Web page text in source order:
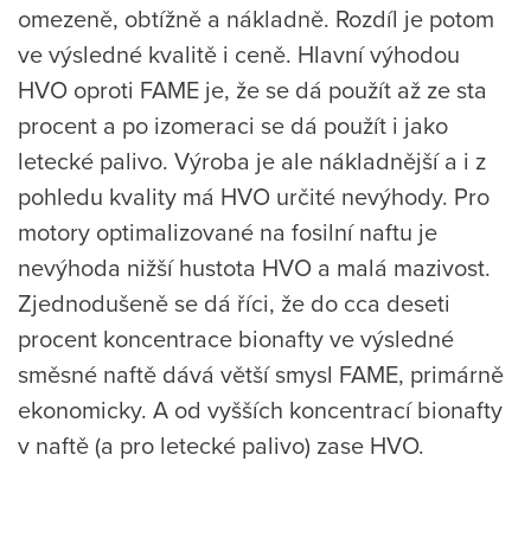
omezeně, obtížně a nákladně. Rozdíl je potom
ve výsledné kvalitě i ceně. Hlavní výhodou
HVO oproti FAME je, že se dá použít až ze sta
procent a po izomeraci se dá použít i jako
letecké palivo. Výroba je ale nákladnější a i z
pohledu kvality má HVO určité nevýhody. Pro
motory optimalizované na fosilní naftu je
nevýhoda nižší hustota HVO a malá mazivost.
Zjednodušeně se dá říci, že do cca deseti
procent koncentrace bionafty ve výsledné
směsné naftě dává větší smysl FAME, primárně
ekonomicky. A od vyšších koncentrací bionafty
v naftě (a pro letecké palivo) zase HVO.